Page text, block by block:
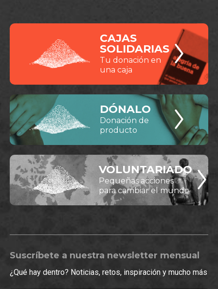
CAJAS
SOLIDARIAS
Tu donación en
una caja
DÓNALO
Donación de
producto
VOLUNTARIADO
Pequeñas acciones
para cambiar el mundo
Suscríbete a nuestra newsletter mensual
¿Qué hay dentro? Noticias, retos, inspiración y mucho más